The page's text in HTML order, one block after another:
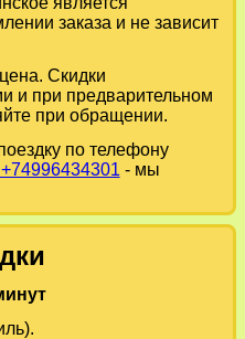
заказа и не зависит
Скидки
и при предварительном
при обращении.
по телефону
- мы